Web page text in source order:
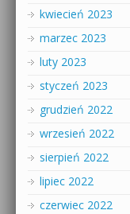
kwiecień 2023
marzec 2023
luty 2023
styczeń 2023
grudzień 2022
wrzesień 2022
sierpień 2022
lipiec 2022
czerwiec 2022